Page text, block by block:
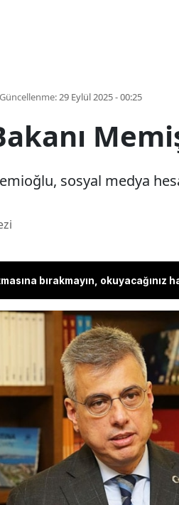
Güncellenme:29 Eylül 2025 - 00:25
sosyal medya
bırakmayın, okuyacağınız
Sağlık
bulundu.